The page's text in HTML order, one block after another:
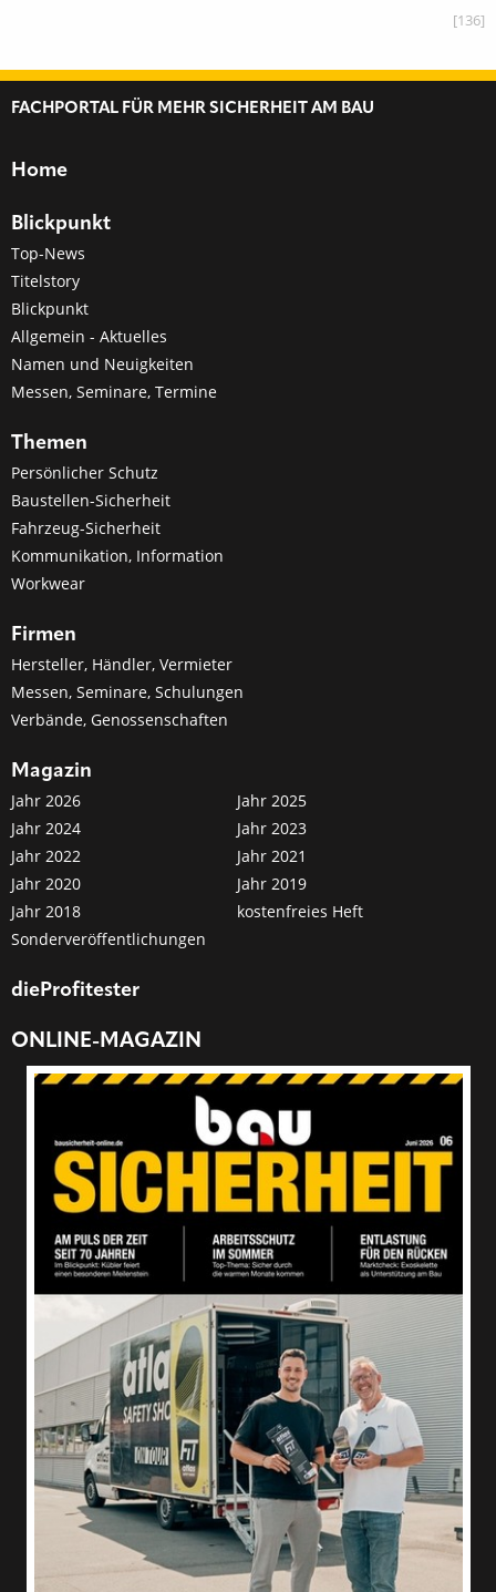
[136]
FACHPORTAL FÜR MEHR SICHERHEIT AM BAU
Home
Blickpunkt
Top-News
Titelstory
Blickpunkt
Allgemein - Aktuelles
Namen und Neuigkeiten
Messen, Seminare, Termine
Themen
Persönlicher Schutz
Baustellen-Sicherheit
Fahrzeug-Sicherheit
Kommunikation, Information
Workwear
Firmen
Hersteller, Händler, Vermieter
Messen, Seminare, Schulungen
Verbände, Genossenschaften
Magazin
Jahr 2026
Jahr 2025
Jahr 2024
Jahr 2023
Jahr 2022
Jahr 2021
Jahr 2020
Jahr 2019
Jahr 2018
kostenfreies Heft
Sonderveröffentlichungen
dieProfitester
ONLINE-MAGAZIN